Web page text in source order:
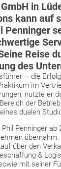
in
kann auf
Penninger
Reise
des
– die
im
nutzte er
der
dualen
Penninger
über den
&
mit seiner